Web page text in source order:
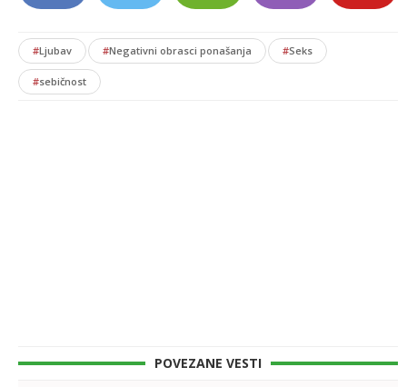
#Ljubav #Negativni obrasci ponašanja #Seks
#sebičnost
POVEZANE VESTI